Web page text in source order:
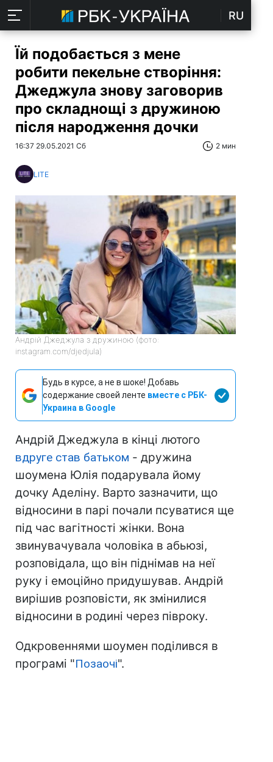
RU
Їй подобається з мене
робити пекельне створіння:
Джеджула знову заговорив
про складнощі з дружиною
після народження дочки
16:37 29.05.2021 Сб 2 мин
LITE
Андрій Джеджула з дружиною (фото:
instagram.com/djedjula)
Будь в курсе, а не в шоке! Добавь
содержание своей ленте вместе с РБК-
Украина в Google
Андрій Джеджула в кінці лютого
вдруге став батьком - дружина
шоумена Юлія подарувала йому
дочку Аделіну. Варто зазначити, що
відносини в парі почали псуватися ще
під час вагітності жінки. Вона
звинувачувала чоловіка в абьюзі,
розповідала, що він піднімав на неї
руку і емоційно придушував. Андрій
вирішив розповісти, як змінилися
відносини в родині через півроку.
Одкровеннями шоумен поділився в
програмі "Позаочі".